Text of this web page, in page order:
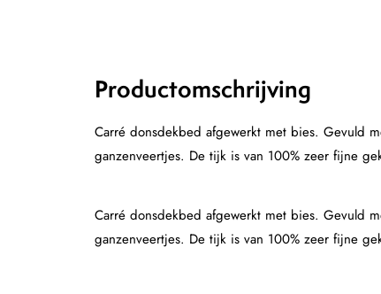
Productomschrijving
Carré donsdekbed afgewerkt met bies. Gevuld
ganzenveertjes. De tijk is van 100% zeer fijne
Carré donsdekbed afgewerkt met bies. Gevuld
ganzenveertjes. De tijk is van 100% zeer fijne